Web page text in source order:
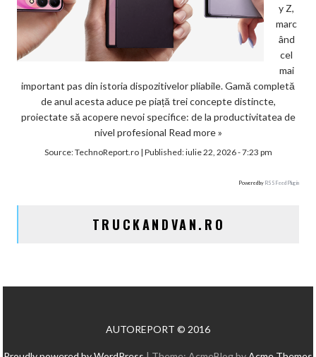
y Z,
marc
ând
cel
mai
important pas din istoria dispozitivelor pliabile. Gamă completă
de anul acesta aduce pe piață trei concepte distincte,
proiectate să acopere nevoi specifice: de la productivitatea de
nivel profesional Read more »
Source:TechnoReport.ro| Published:iulie 22, 2026 - 7:23 pm
Powered by RSS Feed Plugin
TRUCKANDVAN.RO
AUTOREPORT © 2016